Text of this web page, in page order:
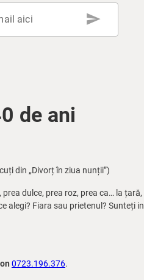
aici send
de ani
din „Divorț în ziua nunții”)
dulce, prea roz, prea ca… la
alegi? Fiara sau prietenul? Sunteți
0723.196.376.